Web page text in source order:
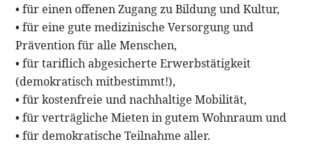
• für einen offenen Zugang zu Bildung und Kultur,
• für eine gute medizinische Versorgung und
Prävention für alle Menschen,
• für tariflich abgesicherte Erwerbstätigkeit
(demokratisch mitbestimmt!),
• für kostenfreie und nachhaltige Mobilität,
• für verträgliche Mieten in gutem Wohnraum und
• für demokratische Teilnahme aller.